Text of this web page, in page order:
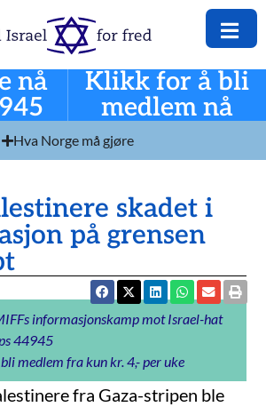
nå
Klikk for å bli
medlem nå
Hva Norge må gjøre
skadet i
på grensen
informasjonskamp mot Israel-hat
44945
medlem fra kun kr. 4,- per uke
fra Gaza-stripen ble